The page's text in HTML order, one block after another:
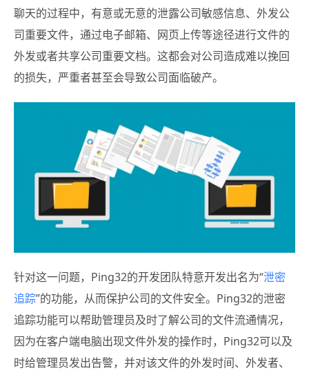
聊天的过程中，有意或无意的泄露公司敏感信息、外发公
司重要文件，通过电子邮箱、网页上传等途径进行文件的
外发或者共享公司重要文档。这都会对公司造成难以挽回
的损失，严重者甚至会导致公司面临破产。
针对这一问题，Ping32的开发团队特意开发出名为“泄密
追踪”的功能，从而保护公司的文件安全。Ping32的泄密
追踪功能可以帮助管理员及时了解公司的文件流通情况，
因为在客户端电脑出现文件外发的操作时，Ping32可以及
时给管理员发出告警，并对该文件的外发时间、外发者、